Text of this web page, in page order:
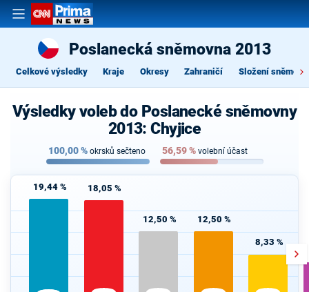
Poslanecká sněmovna 2013
Celkové výsledky Kraje Okresy Zahraničí Složení
Výsledky voleb do Poslanecké sněmovny
2013: Chyjice
100,00% okrsků sečteno 56,59% volební účast
19,44 % 18,05 %
12,50 % 12,50 %
8,33 %